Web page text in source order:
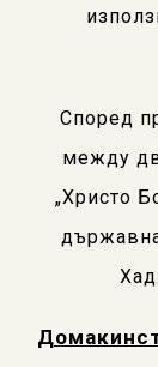
Според
между
„Христо